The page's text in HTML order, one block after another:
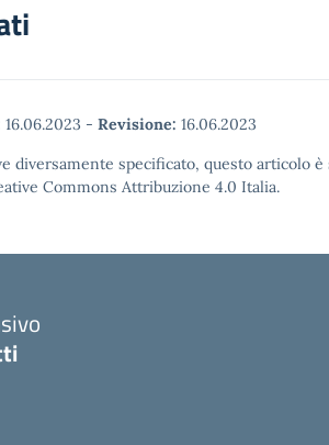
16.06.2023 - Revisione: 16.06.2023
diversamente specificato, questo articolo
Commons Attribuzione 4.0 Italia.